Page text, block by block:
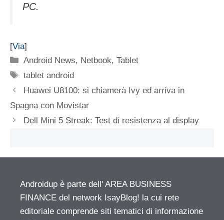
PC.
[Via]
Categorie
Android News, Netbook,Tablet
Tag
tablet android
Huawei U8100: si chiamerà Ivy ed arriva in
Spagna con Movistar
Dell Mini 5 Streak: Test di resistenza al display
Androidup è parte dell' AREA BUSINESS
FINANCE del network IsayBlog! la cui rete
editoriale comprende siti tematici di informazione